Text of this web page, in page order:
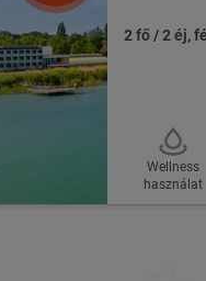
2 fő / 2 éj,
Wellness
használat